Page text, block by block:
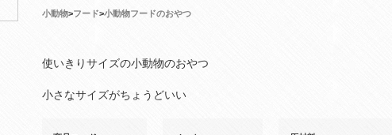
小動物>フード>小動物フードのおやつ
使いきりサイズの小動物のおやつ
小さなサイズがちょうどいい